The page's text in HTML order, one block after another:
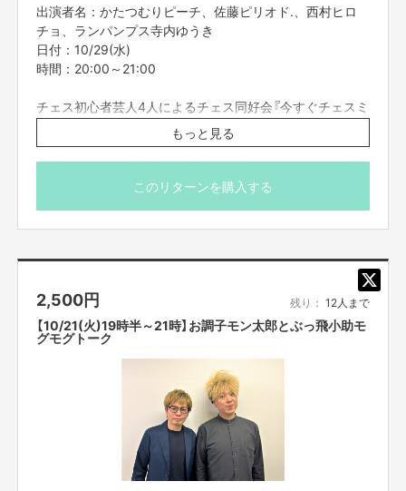
出演者名：かたつむりピーチ、佐藤ピリオド.、西村ヒロ
チョ、ランパンプス寺内ゆうき
日付：10/29(水)
時間：20:00～21:00
チェス初心者芸人4人によるチェス同好会『今すぐチェスミ
ー』。
チームを組んで対局したり、オンラインで世界に挑んだ
り。
チェスを全く知らなくても大丈夫！
め頂けます。
※プロジェクト本文の末尾に記載されている【ご支援にあた
ってのご注意事項】を必ずご一読ください。
もっと見る
このリターンを購入する
2,500円 残り： 12人まで
【10/21(火)19時半～21時】お調子モン太郎とぶっ飛小助モ
グモグトーク